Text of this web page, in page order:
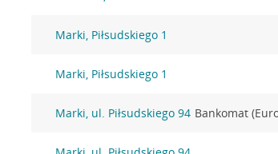
Marki, Piłsudskiego 1
Marki, Piłsudskiego 1
Marki, ul. Piłsudskiego 94 Bankomat